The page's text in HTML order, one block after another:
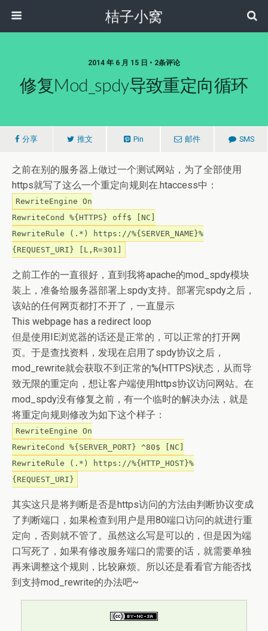
桔子小窝
2014 年 6 月 15 日 • 2条评论
修复mod_spdy导致重定向循环
分享 推文 Pin 邮件 SMS
之前在别的服务器上做过一个测试网站，为了全部使用
https就写了这么一个重定向规则在.htaccess中：
RewriteEngine On
RewriteCond %{HTTPS} off$ [NC]
RewriteRule (.*) https://%{SERVER_NAME}%
{REQUEST_URI} [L,R=301]
之前工作的一直很好，直到我将apache的mod_spdy模块
装上，准备给服务器部署上spdy支持。部署完spdy之后，
该站的任何网页都打不开了，一直显示
This webpage has a redirect loop
但是使用IE浏览器的话还是正常的，可以正常的打开网
页。于是查找资料，发现在启用了spdy协议之后，
mod_rewrite就会获取不到正常的%{HTTPS}状态，从而导
致无限的重定向，想让客户端使用https协议访问网站。在
mod_spdy没有修复之前，有一个临时的解决办法，就是
将重定向规则修改为如下这个样子：
RewriteEngine On
RewriteCond %{SERVER_PORT} ^80$ [NC]
RewriteRule (.*) https://%{HTTP_HOST}%
{REQUEST_URI}
其实这只是将判断是否是https访问的方法由判断协议变成
了判断端口，如果检查到用户是用80端口访问的就进行重
定向，否则就不管了。虽然这么写是可以的，但是因为端
口写死了，如果有修改服务端口的需要的话，就需要单独
再来调整这个规则，比较麻烦。所以还是看看官方能否找
到支持mod_rewrite的办法吧~